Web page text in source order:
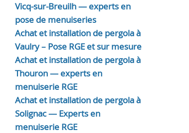
Vicq-sur-Breuilh — experts en
pose de menuiseries
Achat et installation de pergola à
Vaulry – Pose RGE et sur mesure
Achat et installation de pergola à
Thouron — experts en
menuiserie RGE
Achat et installation de pergola à
Solignac — Experts en
menuiserie RGE